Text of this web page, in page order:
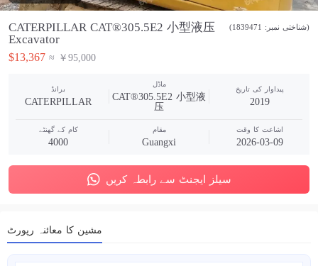
CATERPILLAR CAT®305.5E2 小型液压
Excavator
(شناختی نمبر: 1839471)
$13,367 ≈ ￥95,000
برانڈ
CATERPILLAR
ماڈل
CAT®305.5E2 小型液
压
پیداوار کی تاریخ
2019
کام کے گھنٹے
4000
مقام
Guangxi
اشاعت کا وقت
2026-03-09
سیلز ایجنٹ سے رابطہ کریں
مشین کا معائنہ رپورٹ